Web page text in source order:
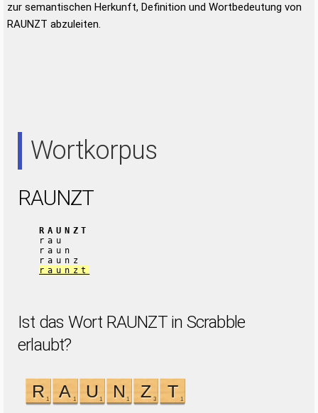
zur semantischen Herkunft, Definition und Wortbedeutung von
RAUNZT abzuleiten.
Wortkorpus
RAUNZT
RAUNZT
rau
raun
raunz
raunzt
Ist das Wort RAUNZT in Scrabble
erlaubt?